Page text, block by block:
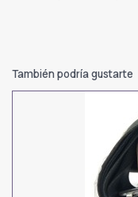
También podría gustarte